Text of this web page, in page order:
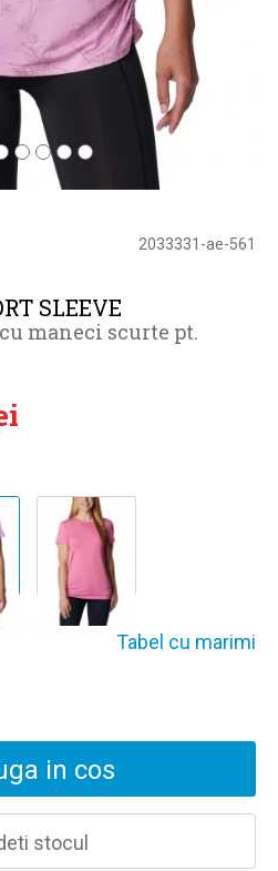
2033331-ae-561
SLEEVE
maneci scurte pt.
Tabel cu marimi
in cos
stocul